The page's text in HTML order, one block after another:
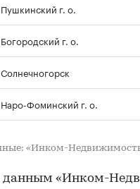
Пушкинский г. о.
Богородский г. о.
Солнечногорск
Наро-Фоминский г. о.
«Инком-
данным «Инком-